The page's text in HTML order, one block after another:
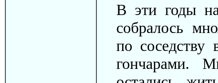
В эти годы на
собралось
по соседству
гончарами.